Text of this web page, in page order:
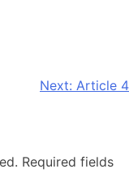
Next: Article 4
Required fields